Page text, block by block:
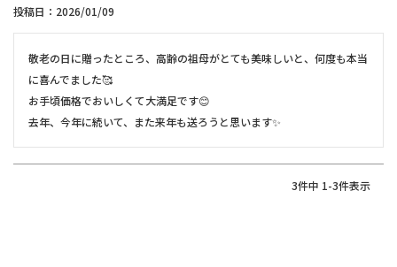
投稿日 2026/01/09
敬老の日に贈ったところ、高齢の祖母がとても美味しいと、何度も本当
に喜んでました🥰
お手頃価格でおいしくて大満足です😊
去年、今年に続いて、また来年も送ろうと思います✨
3件中 1-3件表示